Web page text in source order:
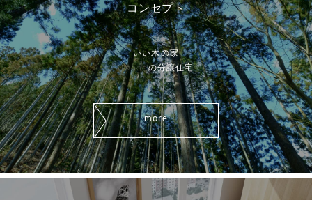
コンセプト
concept
いい木の家
iiwoodの分譲住宅
more